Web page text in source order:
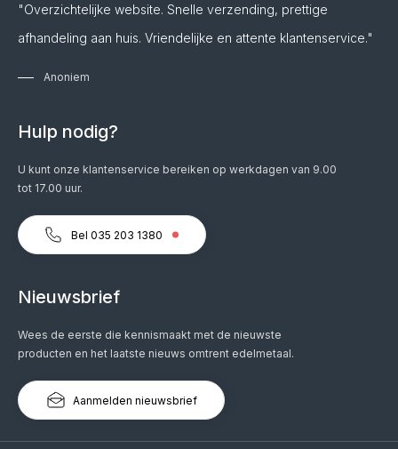
"Overzichtelijke website. Snelle verzending, prettige
afhandeling aan huis. Vriendelijke en attente klantenservice."
Anoniem
Hulp nodig?
U kunt onze klantenservice bereiken op werkdagen van 9.00
tot 17.00 uur.
Bel 035 203 1380
Nieuwsbrief
Wees de eerste die kennismaakt met de nieuwste
producten en het laatste nieuws omtrent edelmetaal.
Aanmelden nieuwsbrief